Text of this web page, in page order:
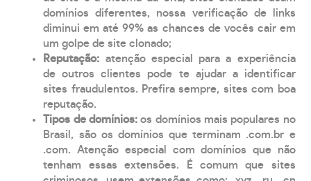
domínios diferentes, nossa verificação de links
diminui em até 99% as chances de vocês cair em
um golpe de site clonado;
Reputação: atenção especial para a experiência
de outros clientes pode te ajudar a identificar
sites fraudulentos. Prefira sempre, sites com boa
reputação.
Tipos de domínios:os domínios mais populares no
Brasil, são os domínios que terminam .com.br e
.com. Atenção especial com domínios que não
tenham essas extensões. É comum que sites